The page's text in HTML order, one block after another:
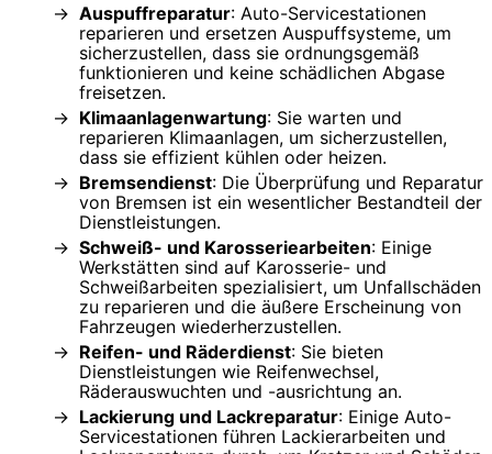
Auspuffreparatur: Auto-Servicestationen
reparieren und ersetzen Auspuffsysteme, um
sicherzustellen, dass sie ordnungsgemäß
funktionieren und keine schädlichen Abgase
freisetzen.
Klimaanlagenwartung: Sie warten und
reparieren Klimaanlagen, um sicherzustellen,
dass sie effizient kühlen oder heizen.
Bremsendienst: Die Überprüfung und Reparatur
von Bremsen ist ein wesentlicher Bestandteil der
Dienstleistungen.
Schweiß- und Karosseriearbeiten: Einige
Werkstätten sind auf Karosserie- und
Schweißarbeiten spezialisiert, um Unfallschäden
zu reparieren und die äußere Erscheinung von
Fahrzeugen wiederherzustellen.
Reifen- und Räderdienst: Sie bieten
Dienstleistungen wie Reifenwechsel,
Räderauswuchten und -ausrichtung an.
Lackierung und Lackreparatur: Einige Auto-
Servicestationen führen Lackierarbeiten und